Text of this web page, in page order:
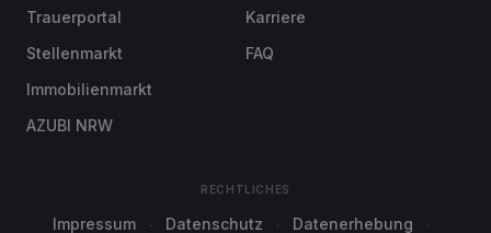
Trauerportal
Stellenmarkt
Immobilienmarkt
AZUBI NRW
Karriere
FAQ
RECHTLICHES
Impressum Datenschutz Datenerhebung